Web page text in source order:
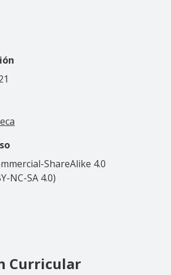
ShareAlike 4.0
NC-SA 4.0)
Curricular